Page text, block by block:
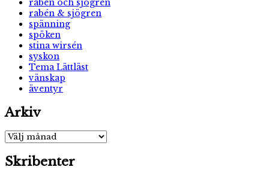
raben och sjögren
rabén & sjögren
spänning
spöken
stina wirsén
syskon
Tema Lättläst
vänskap
äventyr
Arkiv
Arkiv
Skribenter